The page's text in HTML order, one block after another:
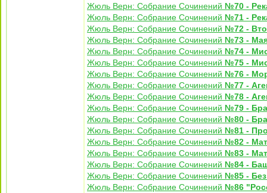
Жюль Верн: Собрание Сочинений №70 -
Жюль Верн: Собрание Сочинений №71 -
Жюль Верн: Собрание Сочинений №72 -
Жюль Верн: Собрание Сочинений №73 -
Жюль Верн: Собрание Сочинений №74 -
Жюль Верн: Собрание Сочинений №75 -
Жюль Верн: Собрание Сочинений №76 -
Жюль Верн: Собрание Сочинений №77 -
Жюль Верн: Собрание Сочинений №78 -
Жюль Верн: Собрание Сочинений №79 -
Жюль Верн: Собрание Сочинений №80 -
Жюль Верн: Собрание Сочинений №81 -
Жюль Верн: Собрание Сочинений №82 -
Жюль Верн: Собрание Сочинений №83 -
Жюль Верн: Собрание Сочинений №84 -
Жюль Верн: Собрание Сочинений №85 -
Жюль Верн: Собрание Сочинений №86